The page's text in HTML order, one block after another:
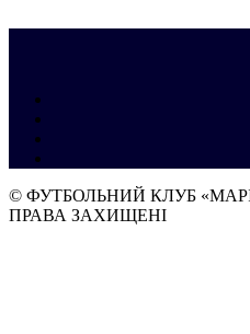
© ФУТБОЛЬНИЙ КЛУБ
ПРАВА ЗАХИЩЕНІ